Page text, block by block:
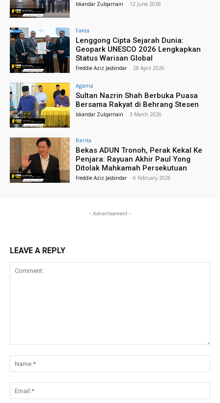
Iskandar Zulqarnain - 12 June 2026
Fakta
Lenggong Cipta Sejarah Dunia:
Geopark UNESCO 2026 Lengkapkan
Status Warisan Global
Freddie Aziz Jasbindar - 28 April 2026
Agama
Sultan Nazrin Shah Berbuka Puasa
Bersama Rakyat di Behrang Stesen
Iskandar Zulqarnain - 3 March 2026
Berita
Bekas ADUN Tronoh, Perak Kekal Ke
Penjara: Rayuan Akhir Paul Yong
Ditolak Mahkamah Persekutuan
Freddie Aziz Jasbindar - 6 February 2026
- Advertisement -
LEAVE A REPLY